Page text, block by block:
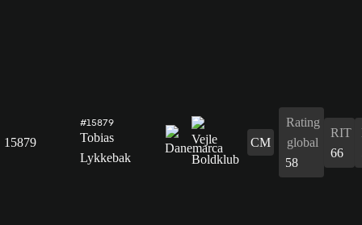
15879
#15879
Tobias
Lykkebak
CM
Rating
global
58
RIT
66